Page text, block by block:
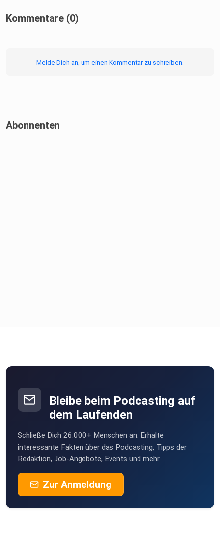
Kommentare (0)
Melde Dich an, um einen Kommentar zu schreiben.
Abonnenten
Bleibe beim Podcasting auf
dem Laufenden
Schließe Dich 26.000+ Menschen an. Erhalte
interessante Fakten über das Podcasting, Tipps der
Redaktion, Job-Angebote, Events und mehr.
Zur Anmeldung